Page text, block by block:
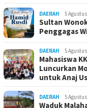
DAERAH 5
Sultan
Penggagas
DAERAH 5
Mahasiswa
Luncurkan
untuk Anaj
DAERAH 5
Waduk